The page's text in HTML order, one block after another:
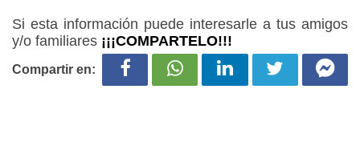
Si esta información puede interesarle a tus amigos
y/o familiares ¡¡¡COMPARTELO!!!
Compartir en: